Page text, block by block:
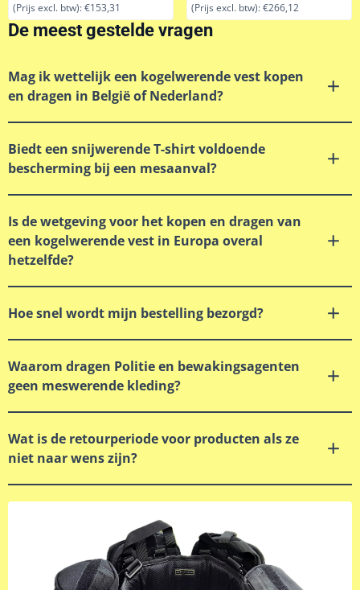
(Prijs excl. btw):€153,31 (Prijs excl. btw):€266,12
De meest gestelde vragen
Mag ik wettelijk een kogelwerende vest kopen
en dragen in België of Nederland?
Biedt een snijwerende T-shirt voldoende
bescherming bij een mesaanval?
Is de wetgeving voor het kopen en dragen van
een kogelwerende vest in Europa overal
hetzelfde?
Hoe snel wordt mijn bestelling bezorgd?
Waarom dragen Politie en bewakingsagenten
geen meswerende kleding?
Wat is de retourperiode voor producten als ze
niet naar wens zijn?